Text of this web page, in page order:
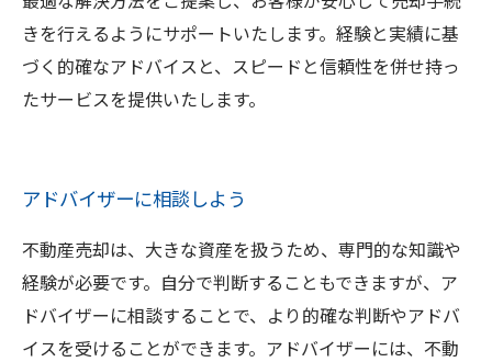
きを行えるようにサポートいたします。経験と実績に基
づく的確なアドバイスと、スピードと信頼性を併せ持っ
たサービスを提供いたします。
アドバイザーに相談しよう
不動産売却は、大きな資産を扱うため、専門的な知識や
経験が必要です。自分で判断することもできますが、ア
ドバイザーに相談することで、より的確な判断やアドバ
イスを受けることができます。アドバイザーには、不動